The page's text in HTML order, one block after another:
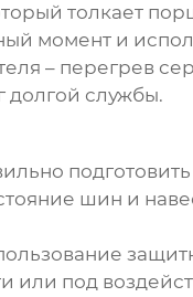
толкает
момент и
– перегрев
долгой службы.
подготовить
шин и
или под